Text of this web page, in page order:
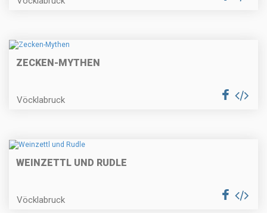
ZECKEN-MYTHEN
Vöcklabruck
WEINZETTL UND RUDLE
Vöcklabruck